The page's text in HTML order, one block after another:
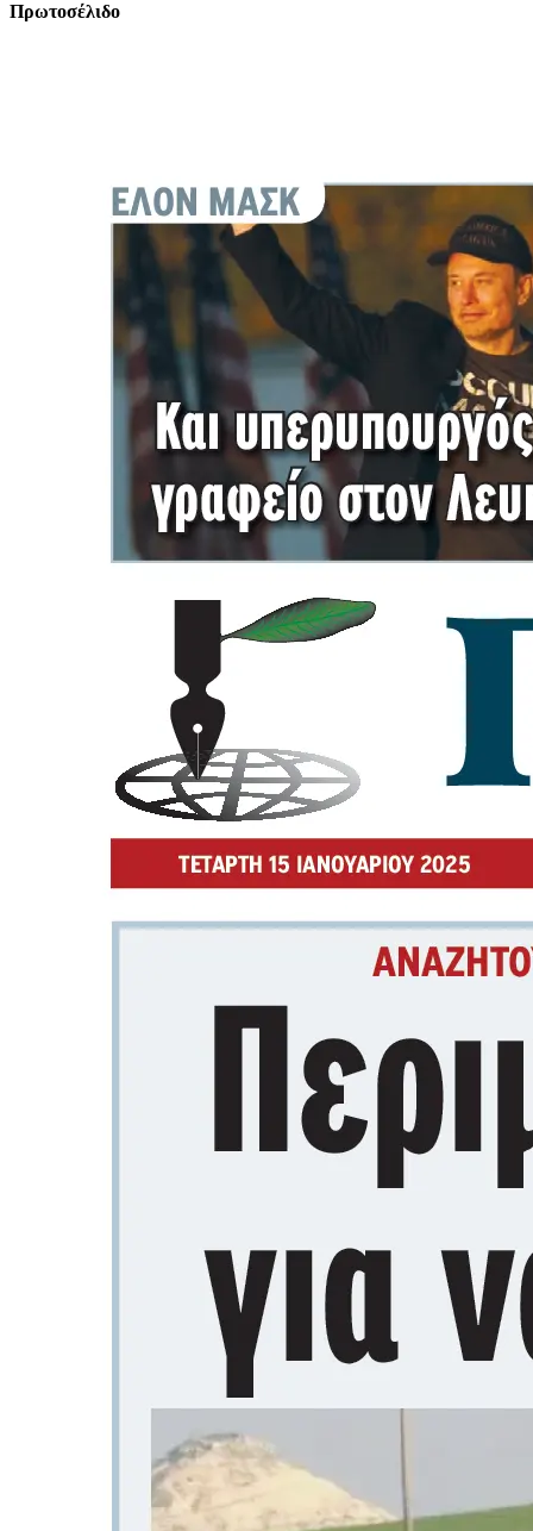
Πρωτοσέλιδο